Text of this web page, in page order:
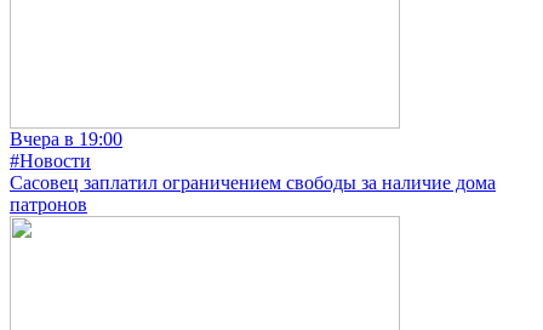
Вчера в 19:00
#Новости
Сасовец заплатил ограничением свободы за наличие дома
патронов